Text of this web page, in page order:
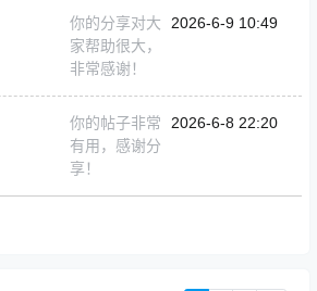
你的分享对大
家帮助很大，
非常感谢！
2026-6-9 10:49
你的帖子非常
有用，感谢分
享！
2026-6-8 22:20